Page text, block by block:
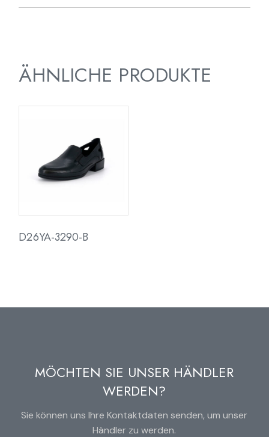
ÄHNLICHE PRODUKTE
D26YA-3290-B
MÖCHTEN SIE UNSER HÄNDLER
WERDEN?
Sie können uns Ihre Kontaktdaten senden, um unser
Händler zu werden.